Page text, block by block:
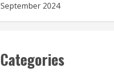
September 2024
Categories